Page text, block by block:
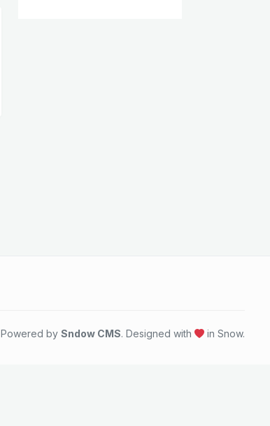
Powered by Sndow CMS. Designed with in Snow.